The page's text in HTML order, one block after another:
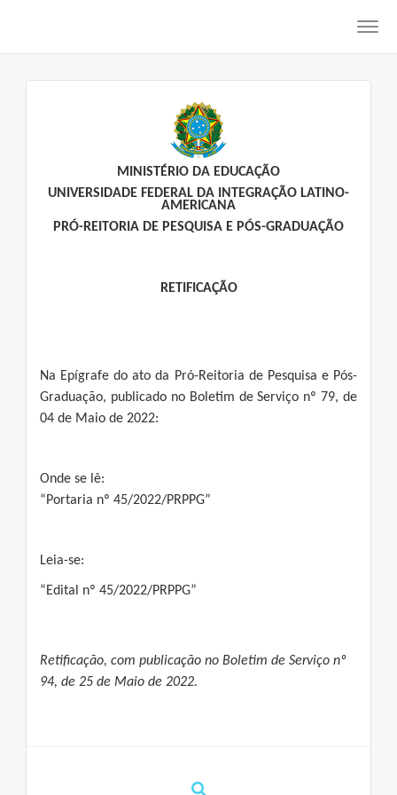
MINISTÉRIO DA EDUCAÇÃO
UNIVERSIDADE FEDERAL DA INTEGRAÇÃO LATINO-
AMERICANA
PRÓ-REITORIA DE PESQUISA E PÓS-GRADUAÇÃO
RETIFICAÇÃO
Na Epígrafe do ato da Pró-Reitoria de Pesquisa e Pós-
Graduação, publicado no Boletim de Serviço nº 79, de
04 de Maio de 2022:
Onde se lê:
“Portaria nº 45/2022/PRPPG”
Leia-se:
“Edital nº 45/2022/PRPPG”
Retificação, com publicação no Boletim de Serviço nº
94, de 25 de Maio de 2022.